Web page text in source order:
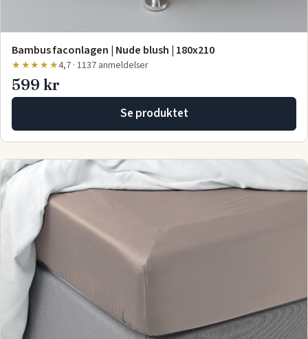
Bambus faconlagen | Nude blush | 180x210
★★★★★4,7 · 1137 anmeldelser
599 kr
Se produktet